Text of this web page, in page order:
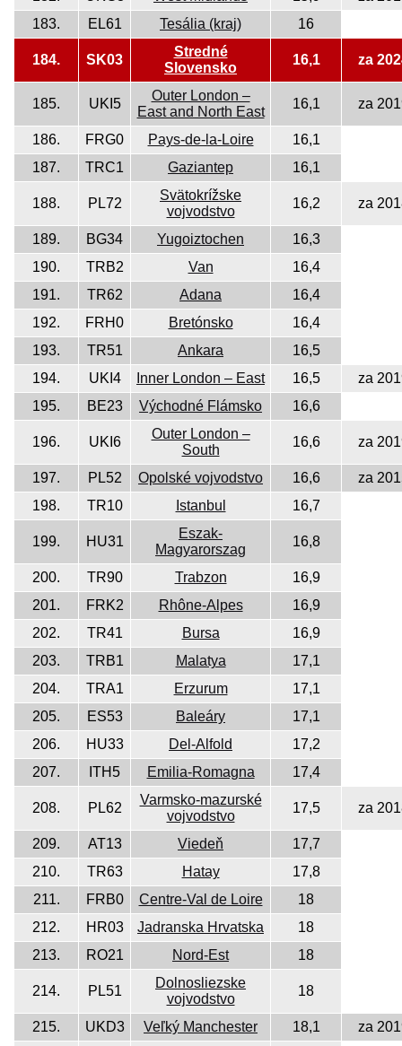
183.
EL61 Tesália (kraj) 16
184. SK03
Stredné
Slovensko
16,1 za
185. UKI5
Outer London –
East and North East
16,1 za
186. FRG0 Pays-de-la-Loire
16,1
187.
TRC1 Gaziantep 16,1
188. PL72
Svätokrížske
vojvodstvo
16,2 za
189. BG34 Yugoiztochen
16,3
190.
TRB2 Van
16,4
191.
TR62 Adana
16,4
192.
FRH0 Bretónsko
16,4
193.
TR51 Ankara
16,5
194.
UKI4 Inner London – East 16,5
za
195.
BE23 Východné Flámsko 16,6
196. UKI6
Outer London –
South
16,6 za
197. PL52 Opolské vojvodstvo 16,6
za
198.
TR10 Istanbul 16,7
199. HU31
Eszak-
Magyarorszag
16,8
200. TR90 Trabzon
16,9
201.
FRK2 Rhône-Alpes
16,9
202.
TR41 Bursa
16,9
203.
TRB1 Malatya
17,1
204.
TRA1 Erzurum
17,1
205.
ES53 Baleáry
17,1
206.
HU33 Del-Alfold
17,2
207.
ITH5 Emilia-Romagna 17,4
208. PL62
Varmsko-mazurské
vojvodstvo
17,5 za
209. AT13 Viedeň
17,7
210.
TR63 Hatay
17,8
211.
FRB0 Centre-Val de Loire
18
212.
HR03 Jadranska Hrvatska
18
213.
RO21 Nord-Est 18
214. PL51
Dolnosliezske
vojvodstvo
18
215. UKD3 Veľký Manchester 18,1
za